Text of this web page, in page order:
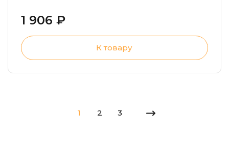
1 906 ₽
К товару
1 2 3